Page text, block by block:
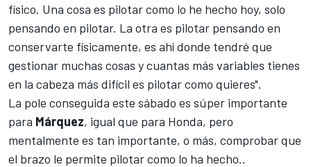
físico. Una cosa es pilotar como lo he hecho hoy, solo
pensando en pilotar. La otra es pilotar pensando en
conservarte físicamente, es ahí donde tendré que
gestionar muchas cosas y cuantas más variables tienes
en la cabeza más difícil es pilotar como quieres".
La pole conseguida este sábado es súper importante
para Márquez, igual que para Honda, pero
mentalmente es tan importante, o más, comprobar que
el brazo le permite pilotar como lo ha hecho..